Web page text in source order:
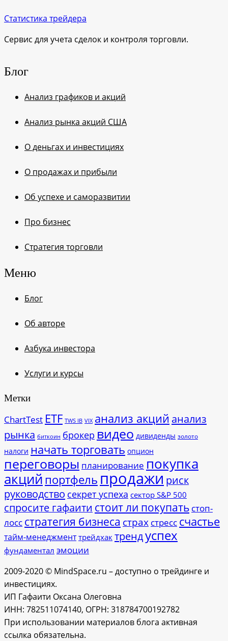
Статистика трейдера
Сервис для учета сделок и контроля торговли.
Блог
Анализ графиков и акций
Анализ рынка акций США
О деньгах и инвестициях
О продажах и прибыли
Об успехе и саморазвитии
Про бизнес
Стратегия торговли
Меню
Блог
Об авторе
Азбука инвестора
Услуги и курсы
Метки
ChartTest ETF TWS IB VIX анализ акций анализ
рынка биткоин брокер видео дивиденды золото
налоги начать торговать опцион
переговоры планирование покупка
акций портфель продажи риск
руководство секрет успеха сектор S&P 500
спросите гафаити стоит ли покупать стоп-
лосс стратегия бизнеса страх стресс счастье
тайм-менеджмент трейдхак трендуспех
фундаментал эмоции
2009-2020 © MindSpace.ru – доступно о трейдинге и
инвестициях.
ИП Гафаити Оксана Олеговна
ИНН: 782511074140, ОГРН: 318784700192782
При использовании материалов блога активная
ссылка обязательна.